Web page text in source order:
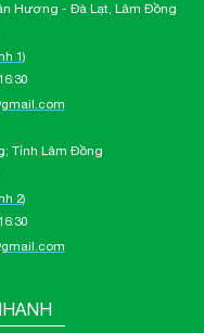
Hương - Đà Lạt, Lâm Đồng
1)
Tỉnh Lâm Đồng
2)